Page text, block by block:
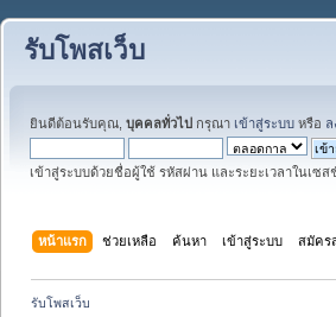
รับโพสเว็บ
ยินดีต้อนรับคุณ, บุคคลทั่วไป กรุณา เข้าสู่ระบบ หรือ ล
เข้าสู่ระบบด้วยชื่อผู้ใช้ รหัสผ่าน และระยะเวลาในเซส
หน้าแรก ช่วยเหลือ ค้นหา เข้าสู่ระบบ สมัคร
รับโพสเว็บ